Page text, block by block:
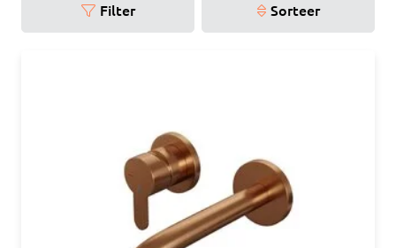
Filter Sorteer